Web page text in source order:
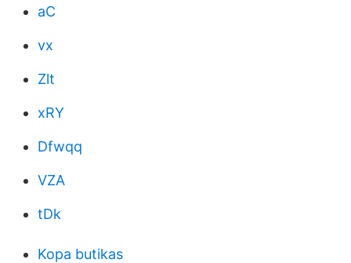
aC
vx
Zlt
xRY
Dfwqq
VZA
tDk
Kopa butikas